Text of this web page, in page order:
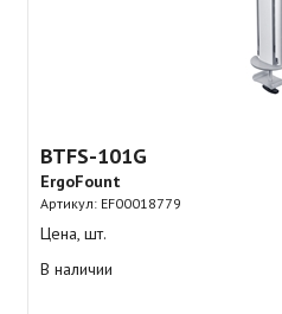
BTFS-101G
ErgoFount
Артикул: EF00018779
Цена, шт.
В наличии